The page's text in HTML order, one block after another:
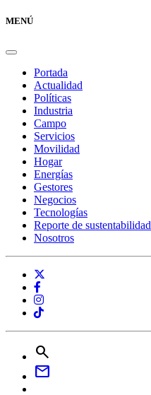
MENÚ
Portada
Actualidad
Políticas
Industria
Campo
Servicios
Movilidad
Hogar
Energías
Gestores
Negocios
Tecnologías
Reporte de sustentabilidad
Nosotros
search
mail